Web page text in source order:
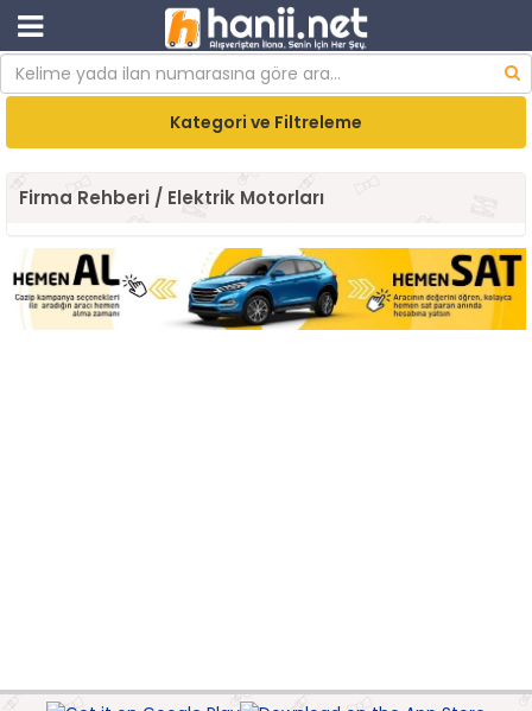
Kategori ve Filtreleme
Firma Rehberi / Elektrik Motorları